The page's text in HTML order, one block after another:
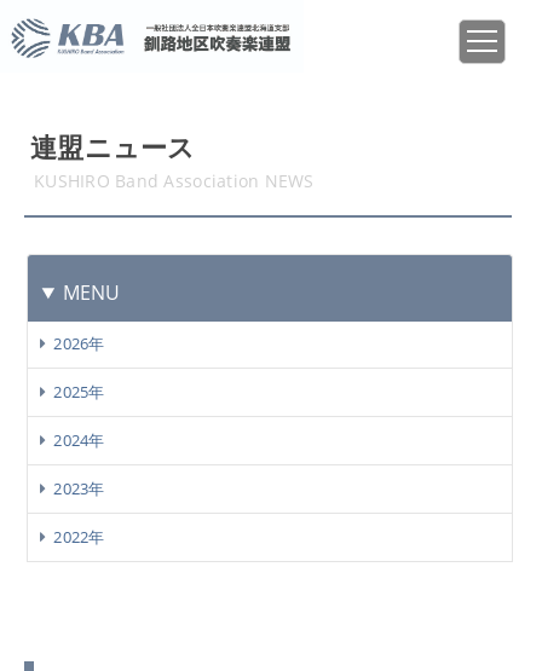
連盟ニュース
KUSHIRO Band Association NEWS
MENU
2026年
2025年
2024年
2023年
2022年